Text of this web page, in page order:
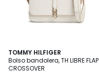
TOMMY HILFIGER
Bolso bandolera, TH LIBRE FLAP
CROSSOVER